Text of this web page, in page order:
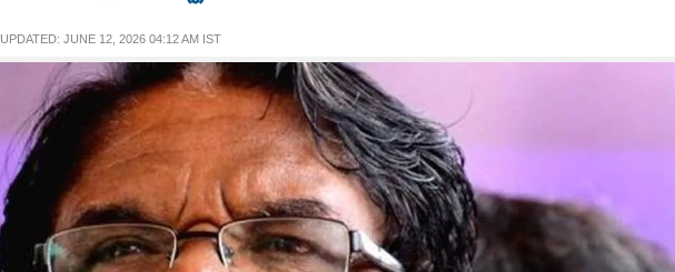
UPDATED: JUNE 12, 2026 04:12 AM IST